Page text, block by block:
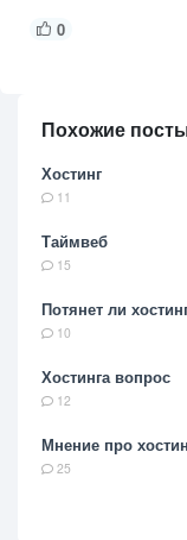
0
Похожие
Хостинг
11
Таймвеб
15
Потянет ли
10
Хостинга вопрос
12
Мнение про
25